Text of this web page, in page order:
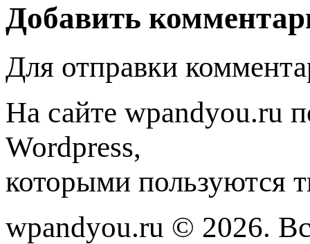
Добавить
Для отправки
На сайте wpandyou.ru
Wordpress,
которыми пользуются
wpandyou.ru © 2026.